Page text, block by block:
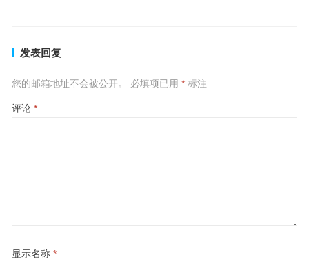
发表回复
您的邮箱地址不会被公开。 必填项已用 *标注
评论 *
显示名称 *